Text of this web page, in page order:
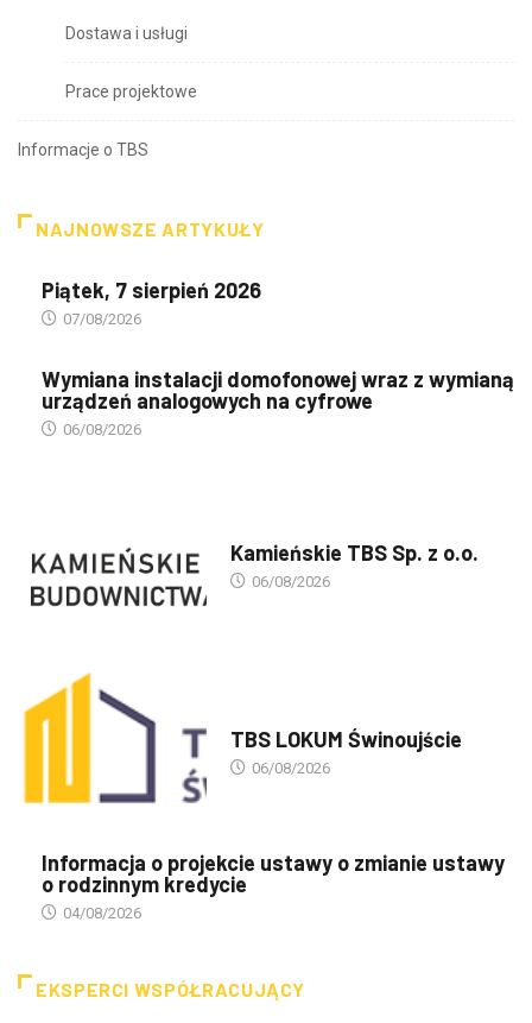
Dostawa i usługi
Prace projektowe
Informacje o TBS
NAJNOWSZE ARTYKUŁY
Piątek, 7 sierpień 2026
07/08/2026
Wymiana instalacji domofonowej wraz z wymianą
urządzeń analogowych na cyfrowe
06/08/2026
Kamieńskie TBS Sp. z o.o.
06/08/2026
TBS LOKUM Świnoujście
06/08/2026
Informacja o projekcie ustawy o zmianie ustawy
o rodzinnym kredycie
04/08/2026
EKSPERCI WSPÓŁRACUJĄCY